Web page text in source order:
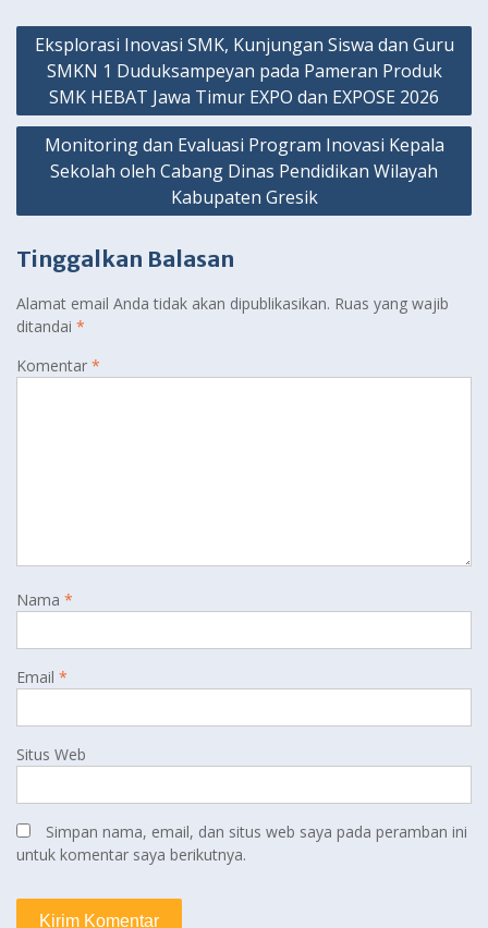
Navigasi
pos
Eksplorasi Inovasi SMK, Kunjungan Siswa dan Guru
SMKN 1 Duduksampeyan pada Pameran Produk
SMK HEBAT Jawa Timur EXPO dan EXPOSE 2026
Monitoring dan Evaluasi Program Inovasi Kepala
Sekolah oleh Cabang Dinas Pendidikan Wilayah
Kabupaten Gresik
Tinggalkan Balasan
Alamat email Anda tidak akan dipublikasikan. Ruas yang wajib
ditandai *
Komentar *
Nama *
Email *
Situs Web
Simpan nama, email, dan situs web saya pada peramban ini
untuk komentar saya berikutnya.